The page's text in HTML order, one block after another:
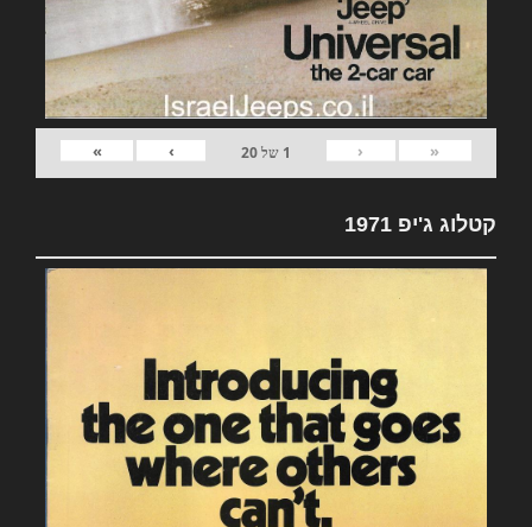
«
‹
1 של20
›
»
קטלוג ג'יפ 1971